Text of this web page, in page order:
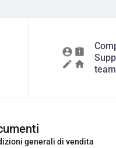
generali di vendita